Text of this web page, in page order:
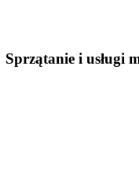
Sprzątanie i usługi